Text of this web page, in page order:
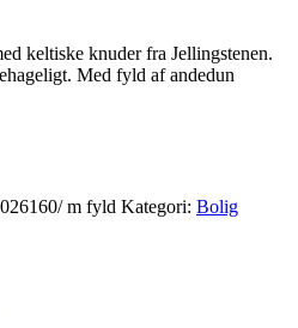
keltiske knuder fra Jellingstenen.
Med fyld af andedun
m fyld Kategori: Bolig